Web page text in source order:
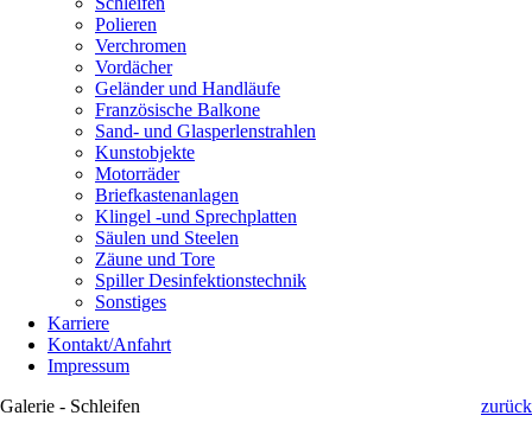
Polieren
Verchromen
Vordächer
Geländer und Handläufe
Französische Balkone
Sand- und Glasperlenstrahlen
Kunstobjekte
Motorräder
Briefkastenanlagen
Klingel -und Sprechplatten
Säulen und Steelen
Zäune und Tore
Spiller Desinfektionstechnik
Sonstiges
Karriere
Kontakt/Anfahrt
Impressum
Galerie - Schleifen
zurück